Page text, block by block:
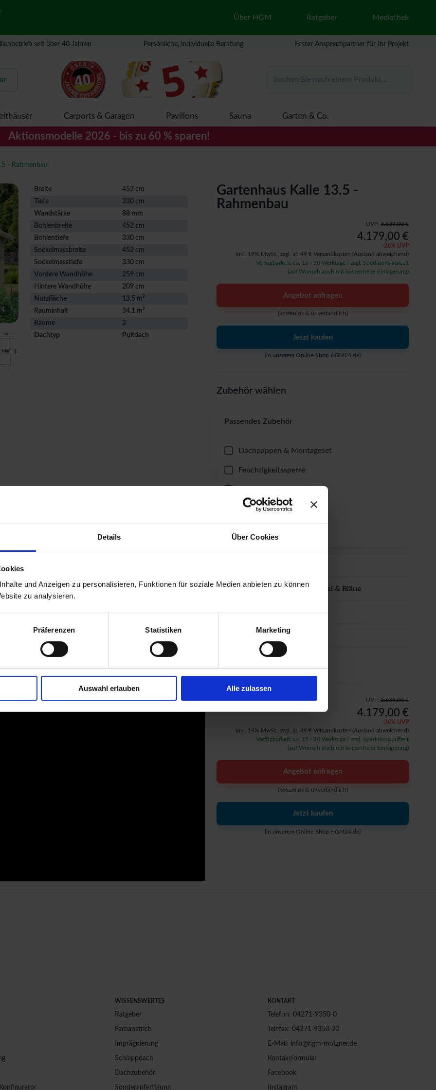
Details Über Cookies
und Anzeigen zu personalisieren, Funktionen für soziale Medien anbieten zu können
zu analysieren.
Präferenzen Statistiken Marketing
Auswahl erlauben Alle zulassen
Über HGM Ratgeber Mediathek
seit über 40 Jahren Persönliche, individuelle Beratung Fester Ansprechpartner für Ihr Projekt
Suchen Sie nach einem Produkt...
Carports & Garagen Pavillons Sauna Garten & Co.
Aktionsmodelle 2026 - bis zu 60 % sparen!
- Rahmenbau
4
Breite
452 cm
Tiefe
330 cm
Wandstärke
88 mm
Bohlenbreite
452 cm
Bohlentiefe
330 cm
Sockelmassbreite
452 cm
Sockelmasstiefe
330 cm
Vordere Wandhöhe
259 cm
Hintere Wandhöhe
209 cm
Nutzfläche
13.5 m²
Rauminhalt
34.1 m³
Räume
2
Dachtyp
Pultdach
Fenster
Stolperfalle!)
70 mm
Gartenhaus Kalle 13.5 -
Rahmenbau
UVP: 5.639,00 €
4.179,00 €
-26% UVP
inkl. 19% MwSt., zzgl. ab 49 € Versandkosten (Ausland abweichend)
Verfügbarkeit: ca. 15 - 20 Werktage / zzgl. Speditionslaufzeit
(auf Wunsch auch mit kostenfreier Einlagerung)
Angebot anfragen
(kostenlos & unverbindlich)
Jetzt kaufen
(in unserem Online-Shop HGM24.de)
Zubehör wählen
Passendes Zubehör
Dachpappen & Montageset
Feuchtigkeitssperre
Selbstklebende Dachbahn
Dachrinnen-Set
Imprägnierung gegen Schimmel & Bläue
Farbanstrich
Sonderausstattung
Aufbauservice
UVP: 5.639,00 €
4.179,00 €
-26% UVP
inkl. 19% MwSt., zzgl. ab 49 € Versandkosten (Ausland abweichend)
Verfügbarkeit: ca. 15 - 20 Werktage / zzgl. Speditionslaufzeit
(auf Wunsch auch mit kostenfreier Einlagerung)
Angebot anfragen
(kostenlos & unverbindlich)
Jetzt kaufen
(in unserem Online-Shop HGM24.de)
WISSENSWERTES
Ratgeber
Farbanstrich
Imprägnierung
Schleppdach
Dachzubehör
Sonderanfertigung
KONTAKT
Telefon: 04271-9350-0
Telefax: 04271-9350-22
E-Mail: info@hgm-motzner.de
Kontaktformular
Facebook
Instagram